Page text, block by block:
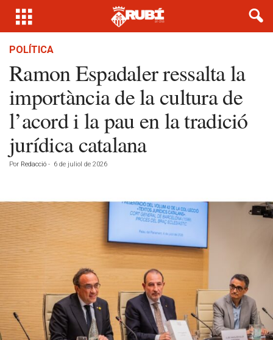
POLÍTICA
Ramon Espadaler ressalta la
importància de la cultura de
l’acord i la pau en la tradició
jurídica catalana
Por Redacció - 6 de juliol de 2026